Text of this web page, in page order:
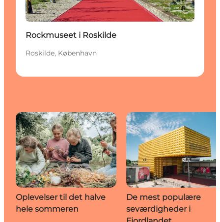
Rockmuseet i Roskilde
Roskilde, København
Oplevelser til det halve
hele sommeren
De mest populære
seværdigheder i